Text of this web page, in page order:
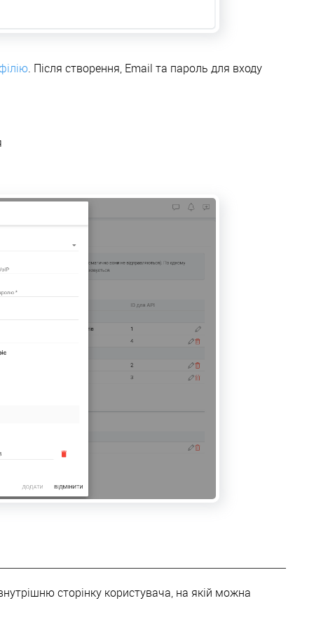
. Після створення, Email та пароль для входу
сторінку користувача, на якій можна